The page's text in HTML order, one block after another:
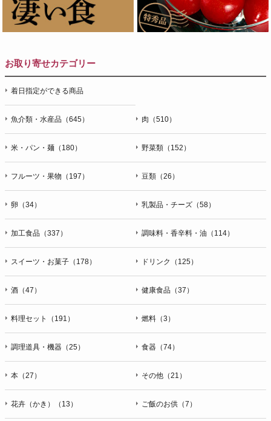
お取り寄せカテゴリー
着日指定ができる商品
魚介類・水産品（645） 肉（510）
米・パン・麺（180） 野菜類（152）
フルーツ・果物（197） 豆類（26）
卵（34） 乳製品・チーズ（58）
加工食品（337） 調味料・香辛料・油（114）
スイーツ・お菓子（178） ドリンク（125）
酒（47） 健康食品（37）
料理セット（191） 燃料（3）
調理道具・機器（25） 食器（74）
本（27） その他（21）
花卉（かき）（13） ご飯のお供（7）